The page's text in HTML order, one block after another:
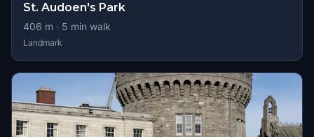
St. Audoen's Park
406 m · 5 min walk
Landmark